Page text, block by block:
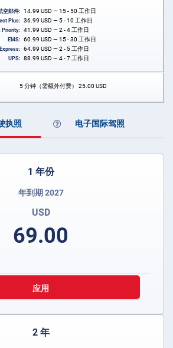
空邮件: 14.99 USD — 15 - 50 工作日
Plus: 36.99 USD — 5 - 10 工作日
Priority: 41.99 USD — 2 - 4 工作日
EMS: 60.99 USD — 15 - 30 工作日
64.99 USD — 2 - 5 工作日
UPS: 88.99 USD — 4 - 7 工作日
5 分钟（需额外付费） 25.00 USD
执照 电子国际驾照
1 年份
年到期 2027
USD
69.00
应用
2 年